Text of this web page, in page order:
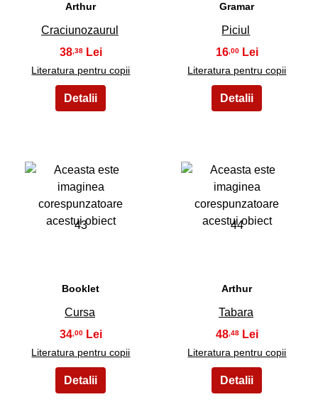
Arthur
Craciunozaurul
38 ,38
Literatura pentru copii
Gramar
Piciul
16,00
Literatura pentru copii
43
Booklet
Cursa
34 ,00
Literatura pentru copii
44
Arthur
Tabara
48 ,48
Literatura pentru copii